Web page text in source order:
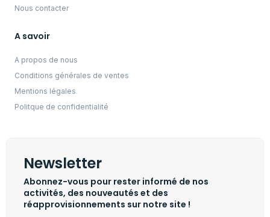
Nous contacter
A savoir
A propos de nous
Conditions générales de ventes
Mentions légales
Politque de confidentialité
Newsletter
Abonnez-vous pour rester informé de nos
activités, des nouveautés et des
réapprovisionnements sur notre site !